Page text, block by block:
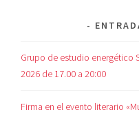
Grupo de estudio energético
2026 de 17.00 a 20:00
Firma en el evento literario